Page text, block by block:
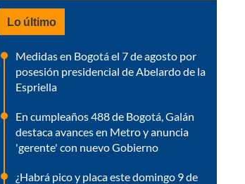
Lo último
Medidas en Bogotá el 7 de agosto por
posesión presidencial de Abelardo de la
Espriella
En cumpleaños 488 de Bogotá, Galán
destaca avances en Metro y anuncia
'gerente' con nuevo Gobierno
¿Habrá pico y placa este domingo 9 de